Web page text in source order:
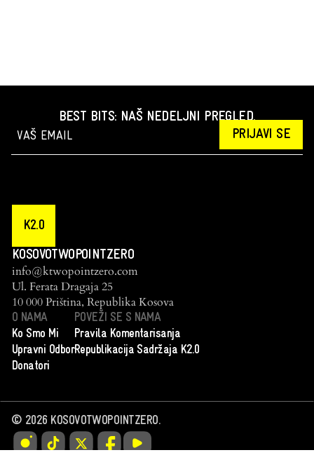
BEST BITS: NAŠ NEDELJNI PREGLED.
PRIJAVI SE
K2.0
KOSOVOTWOPOINTZERO
info@ktwopointzero.com
Ul. Ferata Dragaja 25
10 000 Priština, Republika Kosova
O NAMA
Ko Smo Mi
Upravni Odbor
Donatori
POVEŽI SE S NAMA
Pravila Komentarisanja
Republikacija Sadržaja K2.0
© 2026KOSOVOTWOPOINTZERO.